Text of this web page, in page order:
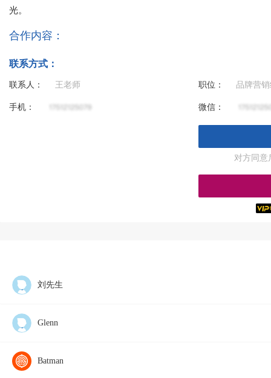
光。
合作内容：
联系方式：
联系人： 王老师 职位： 品牌营
手机： 微信：
对方同意
刘先生
Glenn
Batman